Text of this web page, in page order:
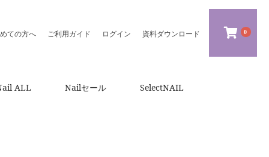
ての方へ ご利用ガイド ログイン 資料ダウンロード 0
ALL Nailセール SelectNAIL